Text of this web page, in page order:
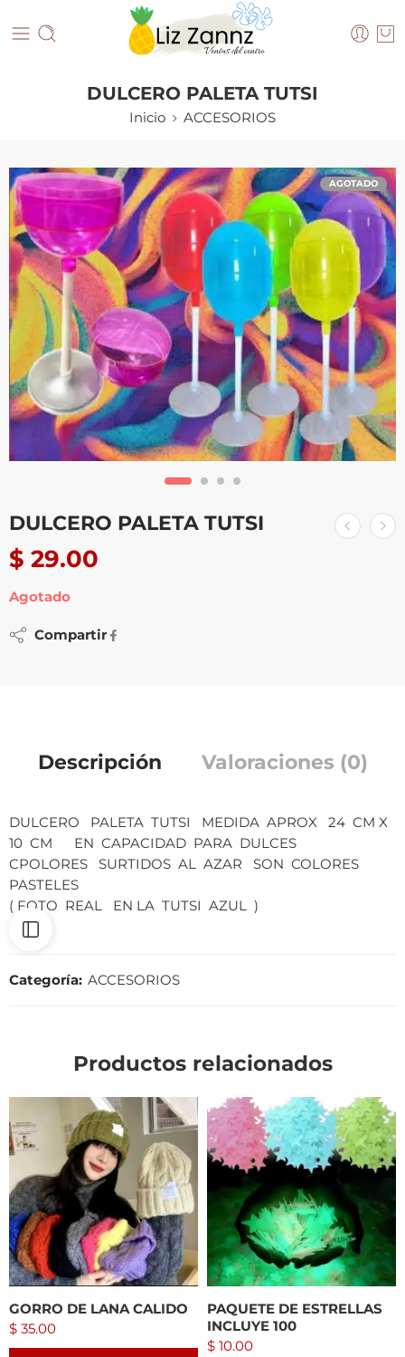
DULCERO PALETA TUTSI
Inicio ACCESORIOS
AGOTADO
DULCERO PALETA TUTSI
$ 29.00
Agotado
Compartir
Descripción Valoraciones (0)
DULCERO PALETA TUTSI MEDIDA APROX 24 CM X
10 CM EN CAPACIDAD PARA DULCES
CPOLORES SURTIDOS AL AZAR SON COLORES
PASTELES
( FOTO REAL EN LA TUTSI AZUL )
Categoría: ACCESORIOS
Productos relacionados
GORRO DE LANA CALIDO
$ 35.00
PAQUETE DE ESTRELLAS
INCLUYE 100
$ 10.00